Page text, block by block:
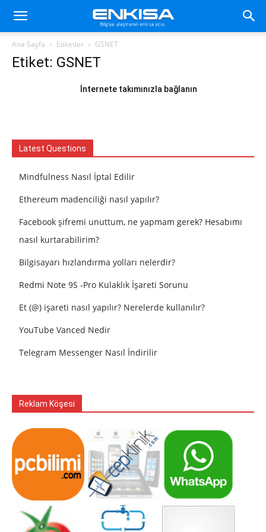
Ana Sayfa Etiketler GSNET
Etiket: GSNET
İnternete takımınızla bağlanın
Latest Questions
Mindfulness Nasıl İptal Edilir
Ethereum madenciliği nasıl yapılır?
Facebook şifremi unuttum, ne yapmam gerek? Hesabımı
nasıl kurtarabilirim?
Bilgisayarı hızlandırma yolları nelerdir?
Redmi Note 9S -Pro Kulaklık İşareti Sorunu
Et (@) işareti nasıl yapılır? Nerelerde kullanılır?
YouTube Vanced Nedir
Telegram Messenger Nasıl İndirilir
Reklam Köşesi